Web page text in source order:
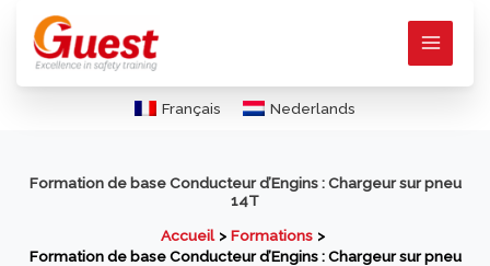
contenu
Français Nederlands
Formation de base Conducteur d’Engins : Chargeur sur pneu
14T
Accueil
Formations
Formation de base Conducteur d’Engins : Chargeur sur pneu